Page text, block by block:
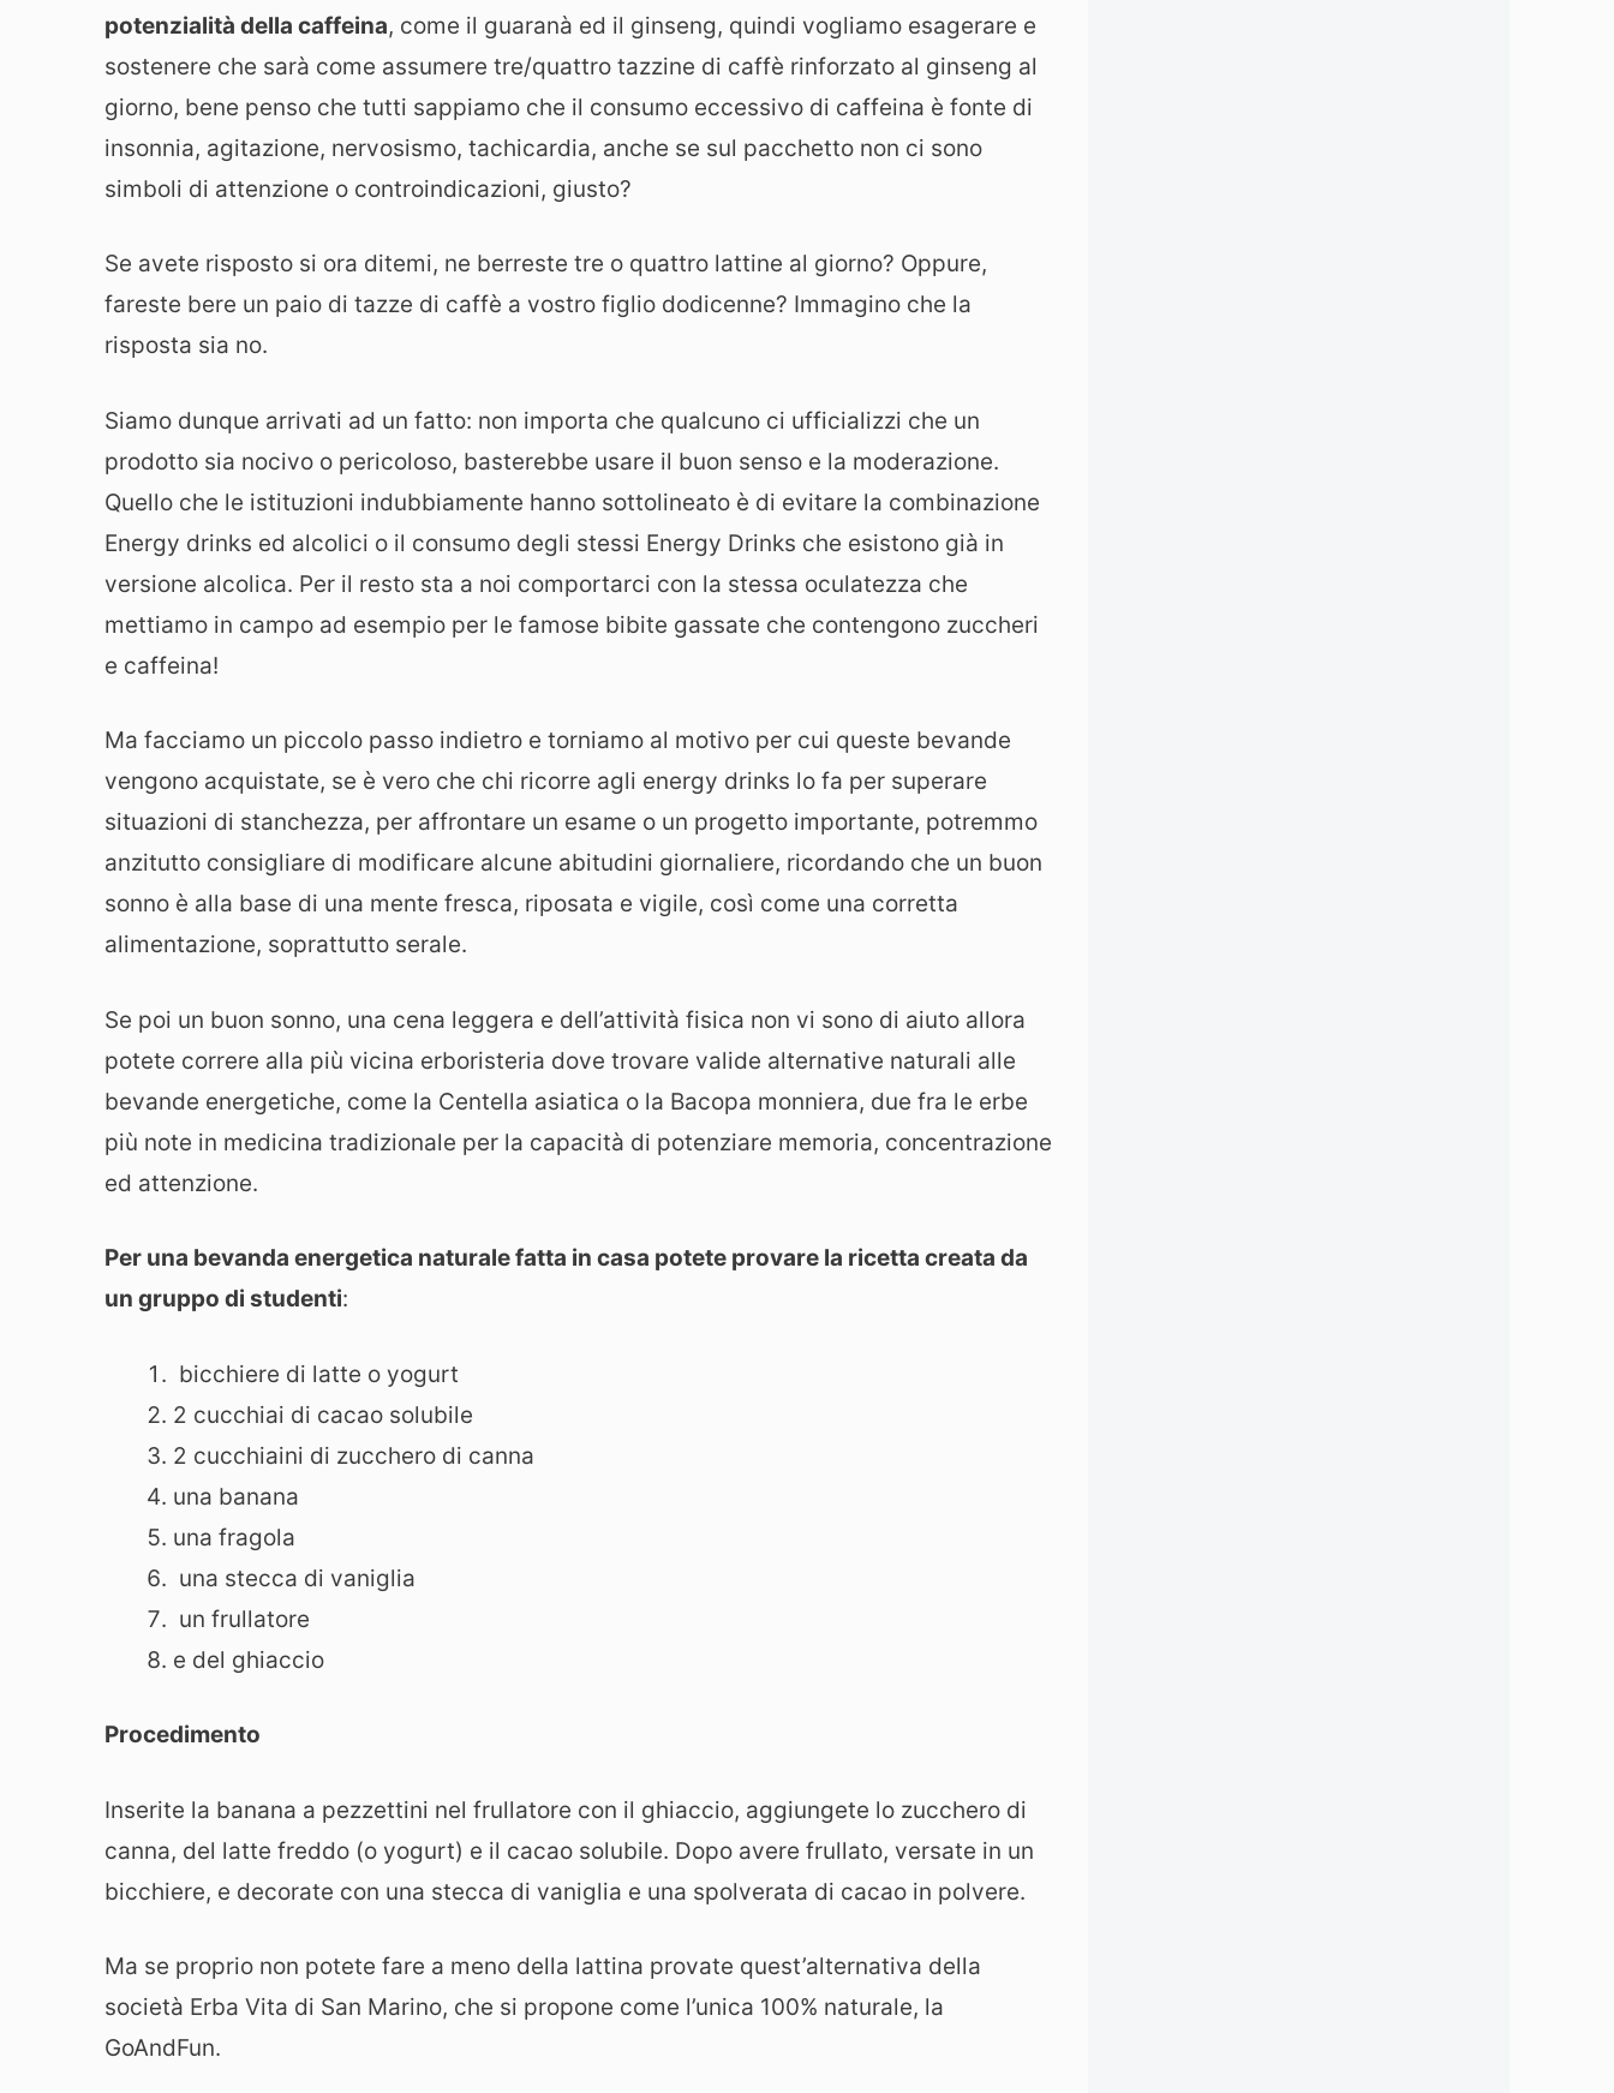
potenzialità della caffeina, come il guaranà ed il ginseng, quindi vogliamo esagerare e
sostenere che sarà come assumere tre/quattro tazzine di caffè rinforzato al ginseng al
giorno, bene penso che tutti sappiamo che il consumo eccessivo di caffeina è fonte di
insonnia, agitazione, nervosismo, tachicardia, anche se sul pacchetto non ci sono
simboli di attenzione o controindicazioni, giusto?
Se avete risposto si ora ditemi, ne berreste tre o quattro lattine al giorno? Oppure,
fareste bere un paio di tazze di caffè a vostro figlio dodicenne? Immagino che la
risposta sia no.
Siamo dunque arrivati ad un fatto: non importa che qualcuno ci ufficializzi che un
prodotto sia nocivo o pericoloso, basterebbe usare il buon senso e la moderazione.
Quello che le istituzioni indubbiamente hanno sottolineato è di evitare la combinazione
Energy drinks ed alcolici o il consumo degli stessi Energy Drinks che esistono già in
versione alcolica. Per il resto sta a noi comportarci con la stessa oculatezza che
mettiamo in campo ad esempio per le famose bibite gassate che contengono zuccheri
e caffeina!
Ma facciamo un piccolo passo indietro e torniamo al motivo per cui queste bevande
vengono acquistate, se è vero che chi ricorre agli energy drinks lo fa per superare
situazioni di stanchezza, per affrontare un esame o un progetto importante, potremmo
anzitutto consigliare di modificare alcune abitudini giornaliere, ricordando che un buon
sonno è alla base di una mente fresca, riposata e vigile, così come una corretta
alimentazione, soprattutto serale.
Se poi un buon sonno, una cena leggera e dell’attività fisica non vi sono di aiuto allora
potete correre alla più vicina erboristeria dove trovare valide alternative naturali alle
bevande energetiche, come la Centella asiatica o la Bacopa monniera, due fra le erbe
più note in medicina tradizionale per la capacità di potenziare memoria, concentrazione
ed attenzione.
Per una bevanda energetica naturale fatta in casa potete provare la ricetta creata da
un gruppo di studenti:
bicchiere di latte o yogurt
2 cucchiai di cacao solubile
2 cucchiaini di zucchero di canna
una banana
una fragola
una stecca di vaniglia
un frullatore
e del ghiaccio
Procedimento
Inserite la banana a pezzettini nel frullatore con il ghiaccio, aggiungete lo zucchero di
canna, del latte freddo (o yogurt) e il cacao solubile. Dopo avere frullato, versate in un
bicchiere, e decorate con una stecca di vaniglia e una spolverata di cacao in polvere.
Ma se proprio non potete fare a meno della lattina provate quest’alternativa della
società Erba Vita di San Marino, che si propone come l’unica 100% naturale, la
GoAndFun.